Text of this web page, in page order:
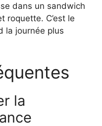
dans un sandwich
roquette. C’est le
la journée plus
la